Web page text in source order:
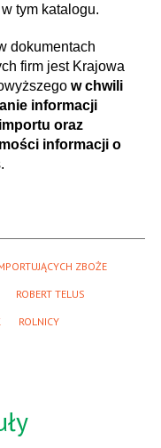
tym katalogu.
dokumentach
firm jest Krajowa
w chwili
informacji
oraz
informacji o
ZBOŻE
ROBERT TELUS
ROLNICY